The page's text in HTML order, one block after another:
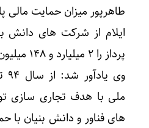
طاهرپور میزان حمایت مالی
ایلام از شرکت های دانش
پرداز را ۲ میلیارد و ۱۴۸ میلیون تومان عنوان کرد.
ملی با هدف تجاری سازی
های فناور و دانش بنیان با